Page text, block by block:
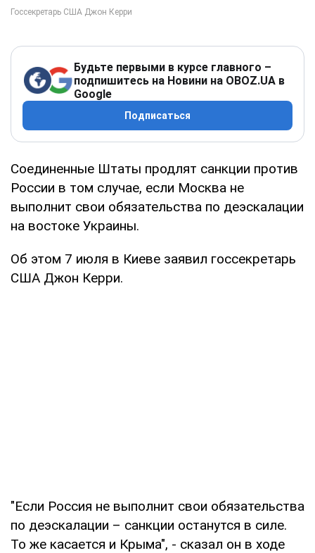
Будьте первыми в курсе главного –
подпишитесь на Новини на OBOZ.UA в
Google
Подписаться
Соединенные Штаты продлят санкции против
России в том случае, если Москва не
выполнит свои обязательства по деэскалации
на востоке Украины.
Об этом 7 июля в Киеве заявил госсекретарь
США Джон Керри.
"Если Россия не выполнит свои обязательства
по деэскалации – санкции останутся в силе.
То же касается и Крыма", - сказал он в ходе